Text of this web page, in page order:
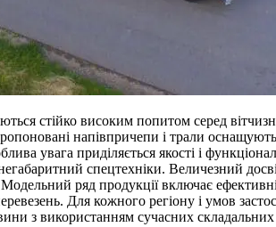
стійко високим попитом серед
напівпричепи і трали
увага приділяється якості і
спецтехніки. Величезний
ряд продукції включає
Для кожного регіону і умов
з використанням сучасних